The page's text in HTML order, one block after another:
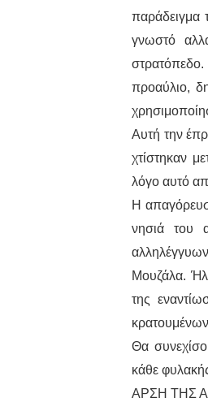
παράδειγμα
γνωστό
προαύλιο,
Αυτή την
χτίστηκαν
λόγο αυτό
Η
νησιά του
Μουζάλα.
της
Θα
κάθε
ΑΡΣΗ ΤΗΣ